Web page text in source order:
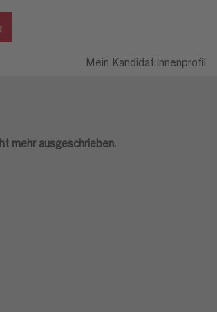
Mein Kandidat:innenprofil
mehr ausgeschrieben.